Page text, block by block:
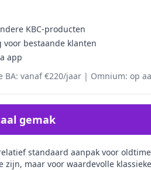
KBC-producten
voor bestaande klanten
app
BA: vanaf €220/jaar | Omnium: op
gemak
standaard aanpak voor
zijn, maar voor waardevolle